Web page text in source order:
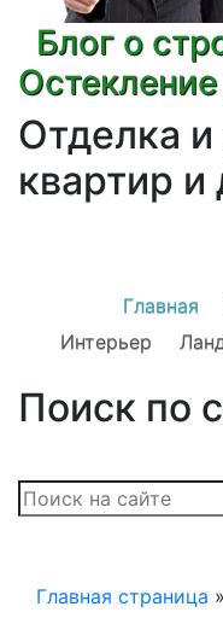
Блог о
Отделка и
квартир и
Главная
Интерьер
Поиск по
Главная страница »